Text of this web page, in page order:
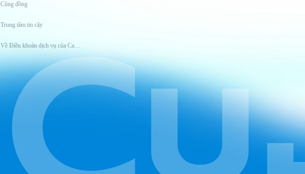
Cộng đồng
Trung tâm tin cậy
Về Điều khoản dịch vụ của CapCut